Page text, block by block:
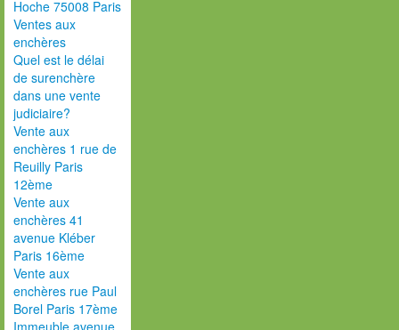
Hoche 75008 Paris
Ventes aux
enchères
Quel est le délai
de surenchère
dans une vente
judiciaire?
Vente aux
enchères 1 rue de
Reuilly Paris
12ème
Vente aux
enchères 41
avenue Kléber
Paris 16ème
Vente aux
enchères rue Paul
Borel Paris 17ème
Immeuble avenue